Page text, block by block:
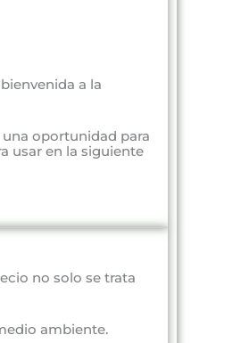
a la
oportunidad para
usar en la siguiente
no solo se trata
ambiente.